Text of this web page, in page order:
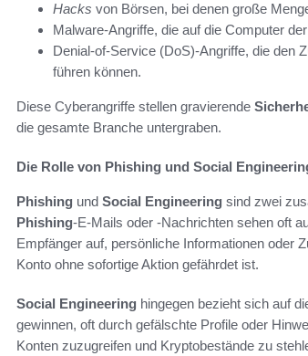
Hacks von Börsen, bei denen große
Malware-Angriffe, die auf die Computer
Denial-of-Service (DoS)-Angriffe, die den
führen können.
Diese Cyberangriffe stellen gravierende
die gesamte Branche untergraben.
Die Rolle von Phishing und Social
Phishing und Social Engineering sind zwei
Phishing-E-Mails oder -Nachrichten sehen oft
Empfänger auf, persönliche Informationen oder
Konto ohne sofortige Aktion gefährdet ist.
Social Engineering hingegen bezieht sich auf
gewinnen, oft durch gefälschte Profile oder
Konten zuzugreifen und Kryptobestände zu